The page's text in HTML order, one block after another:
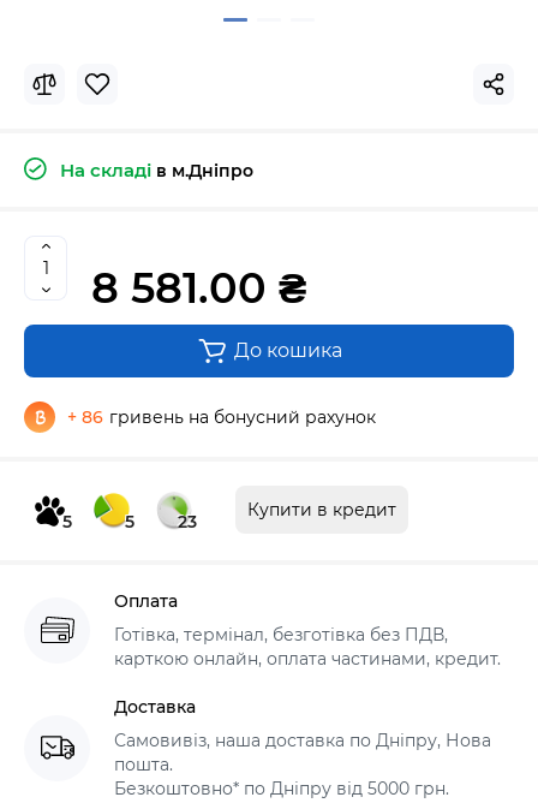
На складі в м.Дніпро
8 581.00 ₴
До кошика
+ 86 гривень на бонусний рахунок
5 5 23
Купити в кредит
Оплата
Готівка, термінал, безготівка без ПДВ,
карткою онлайн, оплата частинами, кредит.
Доставка
Самовивіз, наша доставка по Дніпру, Нова
пошта.
Безкоштовно* по Дніпру від 5000 грн.